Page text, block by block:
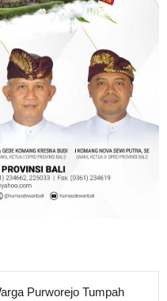
Purworejo Tumpah